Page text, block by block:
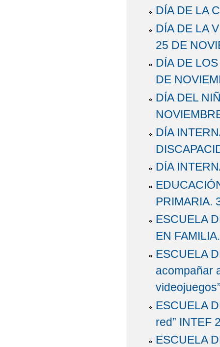
DÍA DE LA
DÍA DE LA
25 DE
DÍA DE
DE
DÍA DEL
DÍA
DÍA
PRIMARIA.
ESCUELA
EN
ESCUELA
acompañar
ESCUELA
red” INTEF
ESCUELA